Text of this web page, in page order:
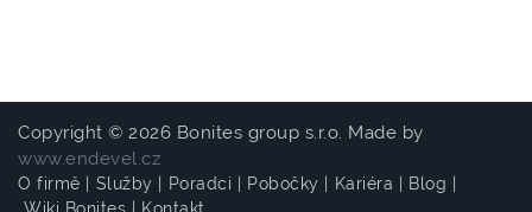
Copyright © 2026 Bonites group s.r.o. Made by
www.endevel.cz
O firmě Služby Poradci Pobočky Kariéra Blog